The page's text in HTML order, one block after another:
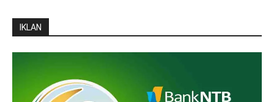
IKLAN